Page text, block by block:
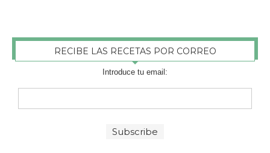
RECIBE LAS RECETAS POR CORREO
Introduce tu email: